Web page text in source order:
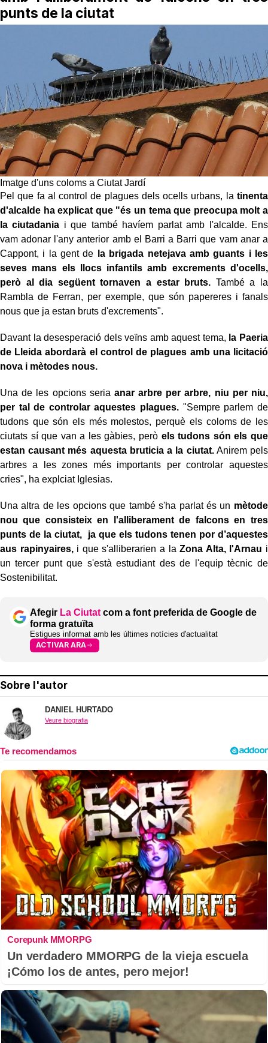
punts de la ciutat
Imatge d'uns coloms a Ciutat Jardí
Pel que fa al control de plagues dels ocells urbans, la tinenta
d'alcalde ha explicat que "és un tema que preocupa molt a
la ciutadania i que també havíem parlat amb l'alcalde. Ens
vam adonar l'any anterior amb el Barri a Barri que vam anar a
Cappont, i la gent de
la brigada netejava amb guants i les
seves mans els llocs infantils amb excrements d'ocells,
però al dia següent tornaven a estar bruts. També a la
Rambla de Ferran, per exemple, que són papereres i fanals
nous que ja estan bruts d'excrements".
Davant la desesperació dels veïns amb aquest tema, la Paeria
de Lleida abordarà el control de plagues amb una licitació
nova i mètodes nous.
Una de les opcions seria anar arbre per arbre, niu per niu,
per tal de controlar aquestes plagues. "Sempre parlem de
tudons que són els més molestos, perquè els coloms de les
ciutats sí que van a les gàbies, però els tudons són els que
estan causant més aquesta bruticia a la ciutat.Anirem pels
arbres a les zones més importants per controlar aquestes
cries", ha explciat Iglesias.
Una altra de les opcions que també s'ha parlat és un mètode
nou que consisteix en l'alliberament de falcons en tres
punts de la ciutat, ja que els tudons tenen por d’aquestes
aus rapinyaires, i que s'alliberarien a laZona Alta, l'Arnau i
un tercer punt que s'està estudiant des de l'equip tècnic de
Sostenibilitat.
Afegir La Ciutat com a font preferida de Google de
forma gratuïta
Estigues informat amb les últimes notícies d'actualitat
ACTIVAR ARA
Sobre l'autor
DANIEL HURTADO
Veure biografia
Corepunk MMORPG
Un verdadero MMORPG de la vieja escuela
¡Cómo los de antes, pero mejor!